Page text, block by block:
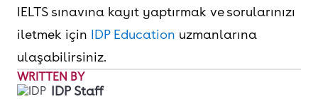
IELTS sınavına kayıt yaptırmak ve sorularınızı
iletmek için IDP Education uzmanlarına
ulaşabilirsiniz.
WRITTEN BY
IDP Staff